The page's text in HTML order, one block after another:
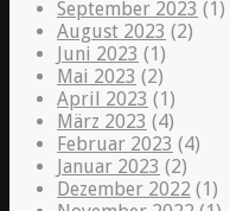
September 2023 (1)
August 2023 (2)
Juni 2023 (1)
Mai 2023 (2)
April 2023 (1)
März 2023 (4)
Februar 2023 (4)
Januar 2023 (2)
Dezember 2022 (1)